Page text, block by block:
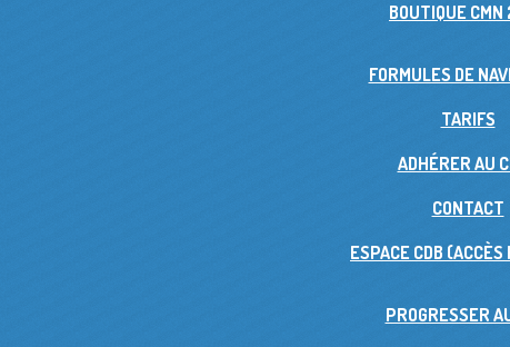
BOUTIQUE
FORMULES DE
TARIFS
ADHÉRER AU
CONTACT
ESPACE CDB
PROGRESSER